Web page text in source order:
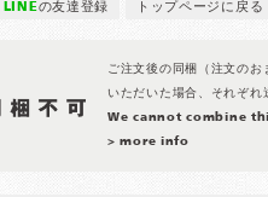
LINEの友達登録 トップページに戻る
ご注文後の同梱（注文の
いただいた場合、それぞれ
We cannot combine
> more info